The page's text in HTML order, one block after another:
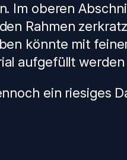
Im oberen
Rahmen
könnte mit
aufgefüllt
ein riesiges